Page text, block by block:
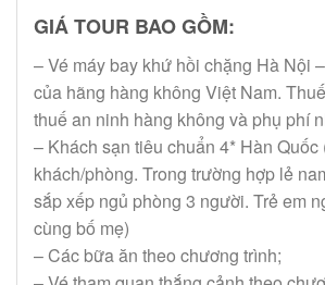
GIÁ TOUR BAO GỒM:
– Vé máy bay khứ hồi chặng Hà Nội
của hãng hàng không Việt Nam.
thuế an ninh hàng không và phụ phí
– Khách sạn tiêu chuẩn 4* Hàn Quốc
khách/phòng. Trong trường hợp lẻ
sắp xếp ngủ phòng 3 người. Trẻ em
cùng bố mẹ)
– Các bữa ăn theo chương trình;